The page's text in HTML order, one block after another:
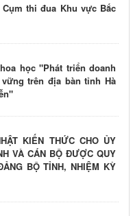
thi đua Khu vực Bắc
học "Phát triển doanh
trên địa bàn tỉnh Hà
KIẾN THỨC CHO ỦY
VÀ CÁN BỘ ĐƯỢC QUY
BỘ TỈNH, NHIỆM KỲ